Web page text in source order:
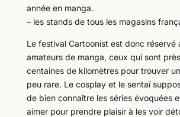
année en manga.
– les stands de tous les magasins
Le festival Cartoonist est donc réservé
amateurs de manga, ceux qui sont
centaines de kilomètres pour trouver
peu rare. Le cosplay et le sentaï
de bien connaître les séries évoquées
aimer pour prendre plaisir à les voir